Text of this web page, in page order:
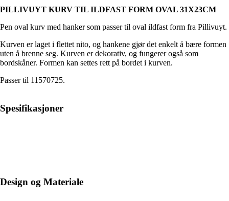
PILLIVUYT KURV TIL ILDFAST FORM OVAL 31X23CM
Pen oval kurv med hanker som passer til oval ildfast form fra Pillivuyt.
Kurven er laget i flettet nito, og hankene gjør det enkelt å bære formen
uten å brenne seg. Kurven er dekorativ, og fungerer også som
bordskåner. Formen kan settes rett på bordet i kurven.
Passer til 11570725.
Spesifikasjoner
Design og Materiale